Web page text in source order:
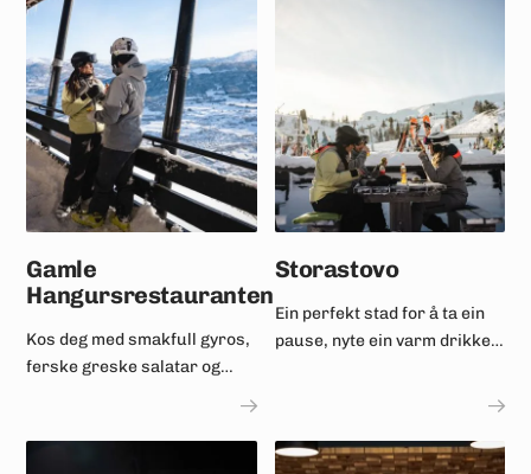
Gamle
Hangursrestauranten
Kos deg med smakfull gyros,
ferske greske salatar og
Storastovo
Ein perfekt stad for å ta ein
pause, nyte ein varm drikke